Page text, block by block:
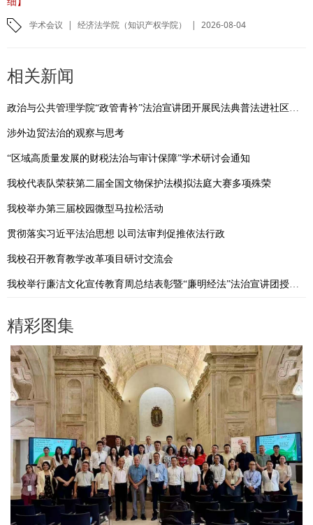
学术会议 | 经济法学院（知识产权学院） | 2026-08-04
相关新闻
政治与公共管理学院“政管青衿”法治宣讲团开展民法典普法进社区活动
涉外边贸法治的观察与思考
“区域高质量发展的财税法治与审计保障”学术研讨会通知
我校代表队荣获第二届全国文物保护法模拟法庭大赛多项殊荣
我校举办第三届校园微型马拉松活动
贯彻落实习近平法治思想 以司法审判促推依法行政
我校召开教育教学改革项目研讨交流会
我校举行廉洁文化宣传教育周总结表彰暨“廉明经法”法治宣讲团授旗仪式
精彩图集